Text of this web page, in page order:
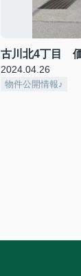
古川北4丁目 価
2024.04.26
物件公開情報♪